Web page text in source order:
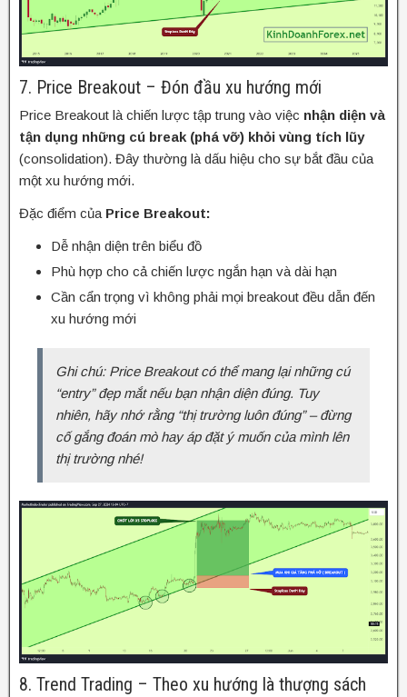
7. Price Breakout – Đón đầu xu hướng mới
Price Breakout là chiến lược tập trung vào việc nhận diện và
tận dụng những cú break (phá vỡ) khỏi vùng tích lũy
(consolidation). Đây thường là dấu hiệu cho sự bắt đầu của
một xu hướng mới.
Đặc điểm của Price Breakout:
Dễ nhận diện trên biểu đồ
Phù hợp cho cả chiến lược ngắn hạn và dài hạn
Cần cẩn trọng vì không phải mọi breakout đều dẫn đến
xu hướng mới
Ghi chú: Price Breakout có thể mang lại những cú
“entry” đẹp mắt nếu bạn nhận diện đúng. Tuy
nhiên, hãy nhớ rằng “thị trường luôn đúng” – đừng
cố gắng đoán mò hay áp đặt ý muốn của mình lên
thị trường nhé!
8. Trend Trading – Theo xu hướng là thượng sách